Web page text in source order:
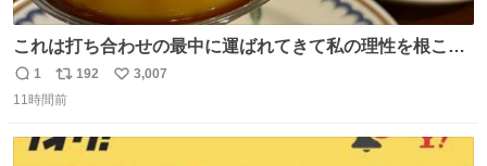
これは打ち合わせの最中に運ばれてきて私の理性を根こそ
ぎ奪い去ったプリンの写真です。
返
信
1
リ
ポ
ト
192
い
3,007
11時間前